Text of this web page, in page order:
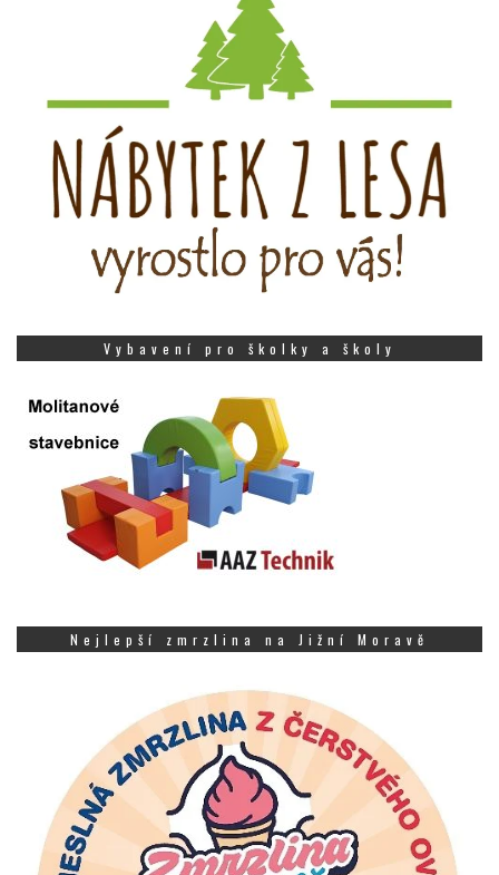
Vybavení pro školky a školy
Nejlepší zmrzlina na Jižní Moravě